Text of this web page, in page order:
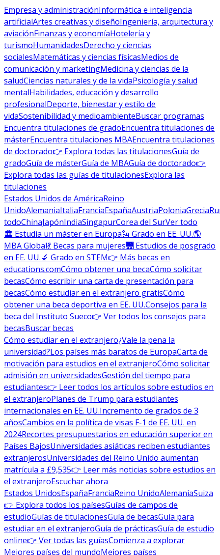
Empresa y administraciónInformática e inteligencia
artificialArtes creativas y diseñoIngeniería, arquitectura y
aviaciónFinanzas y economíaHotelería y
turismoHumanidadesDerecho y ciencias
socialesMatemáticas y ciencias físicasMedios de
comunicación y marketingMedicina y ciencias de la
saludCiencias naturales y de la vidaPsicología y salud
mentalHabilidades, educación y desarrollo
profesionalDeporte, bienestar y estilo de
vidaSostenibilidad y medioambienteBuscar programas
Encuentra titulaciones de gradoEncuentra titulaciones de
másterEncuentra titulaciones MBAEncuentra titulaciones
de doctorado👉 Explora todas las titulacionesGuía de
gradoGuía de másterGuía de MBAGuía de doctorado👉
Explora todas las guías de titulacionesExplora las
titulaciones
Estados Unidos de AméricaReino
UnidoAlemaniaItaliaFranciaEspañaAustriaPoloniaGrecia
todoChinaJapónIndiaSingapurCorea del SurVer todo
🏛 Estudia un máster en Europa🗽 Grado en EE. UU.🌎
MBA Global💃 Becas para mujeres🌉 Estudios de posgrado
en EE. UU.🔬 Grado en STEM👉 Más becas en
educations.comCómo obtener una becaCómo solicitar
becasCómo escribir una carta de presentación para
becasCómo estudiar en el extranjero gratisCómo
obtener una beca deportiva en EE. UU.Consejos para la
beca del Instituto Sueco👉 Ver todos los consejos para
becasBuscar becas
Cómo estudiar en el extranjero¿Vale la pena la
universidad?Los países más baratos de EuropaCarta de
motivación para estudios en el extranjeroCómo solicitar
admisión en universidadesGestión del tiempo para
estudiantes👉 Leer todos los artículos sobre estudios en
el extranjeroPlanes de Trump para estudiantes
internacionales en EE. UU.Incremento de grados de 3
añosCambios en la política de visas F-1 de EE. UU. en
2024Recortes presupuestarios en educación superior en
Países BajosUniversidades asiáticas reciben estudiantes
extranjerosUniversidades del Reino Unido aumentan
matrícula a £9,535👉 Leer más noticias sobre estudios en
el extranjeroEscuchar ahora
Estados UnidosEspañaFranciaReino UnidoAlemaniaSuiza
👉 Explora todos los paísesGuías de campos de
estudioGuías de titulacionesGuía de becasGuía para
estudiar en el extranjeroGuía de prácticasGuía de estudio
online👉 Ver todas las guíasComienza a explorar
Mejores países del mundoMejores países